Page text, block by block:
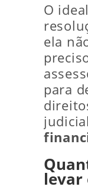
O
ela
para
levar